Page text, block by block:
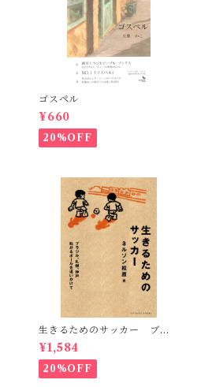
ゴスペル
¥660
20%OFF
生きるためのサッカー ブラ
ジル、札幌、神戸 転がるボ
ールを追いかけて
¥1,584
20%OFF